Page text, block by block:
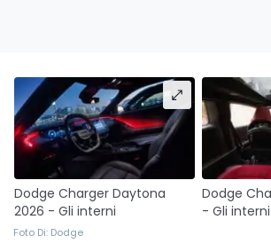
Dodge Charger Daytona
2026 - Gli interni
Dodge
- Gli interni
Foto Di: Dodge